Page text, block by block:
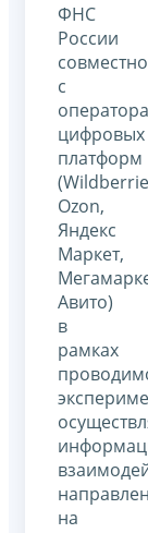
ФНС
России
совместно
с
цифровых
платформ
Оzon,
Яндекс
Маркет,
Авито)
в
рамках
на